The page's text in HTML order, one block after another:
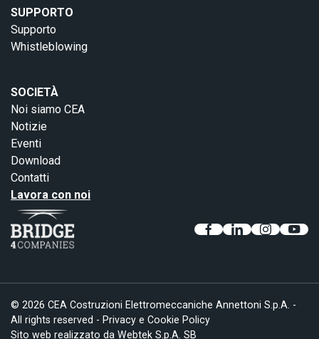
SUPPORTO
Supporto
Whistleblowing
SOCIETÀ
Noi siamo CEA
Notizie
Eventi
Download
Contatti
Lavora con noi
© 2026 CEA Costruzioni Elettromeccaniche Annettoni S.p.A. -
All rights reserved - Privacy e Cookie Policy
Sito web realizzato da Webtek S.p.A. SB